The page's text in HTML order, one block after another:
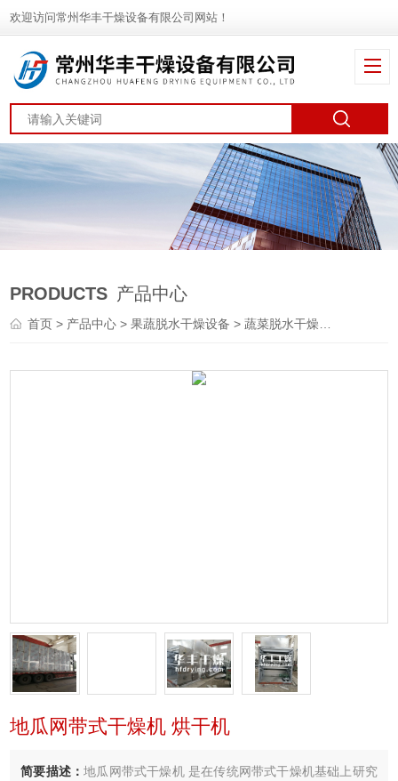
欢迎访问常州华丰干燥设备有限公司网站！
PRODUCTS 产品中心
首页> 产品中心 >果蔬脱水干燥设备 >蔬菜脱水干燥机
地瓜网带式干燥机 烘干机
简要描述：地瓜网带式干燥机 是在传统网带式干燥机基础上研究